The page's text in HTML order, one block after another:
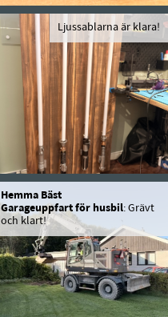
Ljussablarna är klara!
Hemma Bäst
Garageuppfart för husbil: Grävt
och klart!